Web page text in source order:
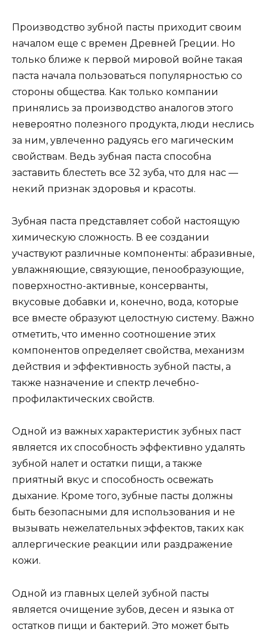
Производство зубной пасты приходит своим
началом еще с времен Древней Греции. Но
только ближе к первой мировой войне такая
паста начала пользоваться популярностью со
стороны общества. Как только компании
принялись за производство аналогов этого
невероятно полезного продукта, люди неслись
за ним, увлеченно радуясь его магическим
свойствам. Ведь зубная паста способна
заставить блестеть все 32 зуба, что для нас —
некий признак здоровья и красоты.
Зубная паста представляет собой настоящую
химическую сложность. В ее создании
участвуют различные компоненты: абразивные,
увлажняющие, связующие, пенообразующие,
поверхностно-активные, консерванты,
вкусовые добавки и, конечно, вода, которые
все вместе образуют целостную систему. Важно
отметить, что именно соотношение этих
компонентов определяет свойства, механизм
действия и эффективность зубной пасты, а
также назначение и спектр лечебно-
профилактических свойств.
Одной из важных характеристик зубных паст
является их способность эффективно удалять
зубной налет и остатки пищи, а также
приятный вкус и способность освежать
дыхание. Кроме того, зубные пасты должны
быть безопасными для использования и не
вызывать нежелательных эффектов, таких как
аллергические реакции или раздражение
кожи.
Одной из главных целей зубной пасты
является очищение зубов, десен и языка от
остатков пищи и бактерий. Это может быть